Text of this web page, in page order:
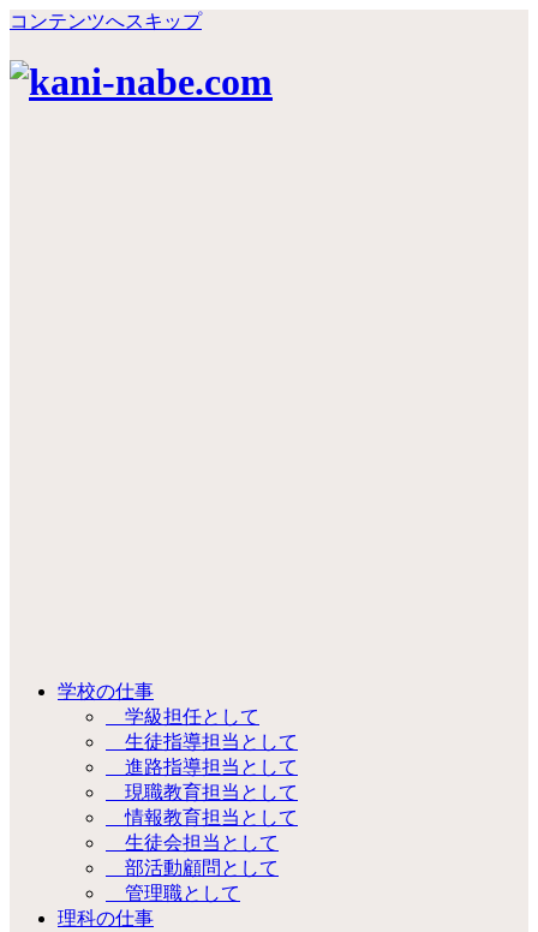
コンテンツへスキップ
学校の仕事
学級担任として
生徒指導担当として
進路指導担当として
現職教育担当として
情報教育担当として
生徒会担当として
部活動顧問として
管理職として
理科の仕事